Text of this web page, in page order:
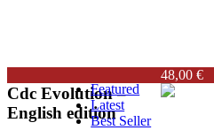
Cdc Evolution –
English edition
48,00 €
Featured
Latest
Best Seller